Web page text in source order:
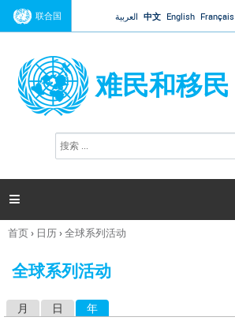
Jump to navigation
联合国 العربية 中文 English Français
难民和移民
搜
索

你
这
首页› 日历›全球系列活动
全球系列活动
月 日 年